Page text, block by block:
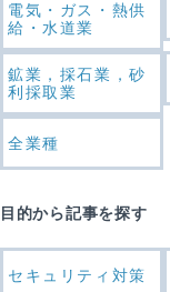
電気・ガス・熱供
給・水道業
鉱業，採石業，砂
利採取業
全業種
目的から記事を探す
セキュリティ対策